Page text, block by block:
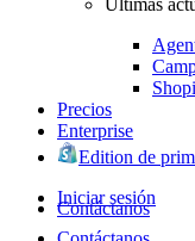
Últimas
Precios
Enterprise
Edition de
Iniciar sesión
Contáctanos